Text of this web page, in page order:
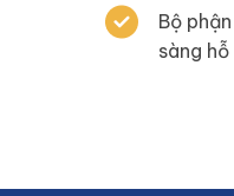
Bộ
sàng